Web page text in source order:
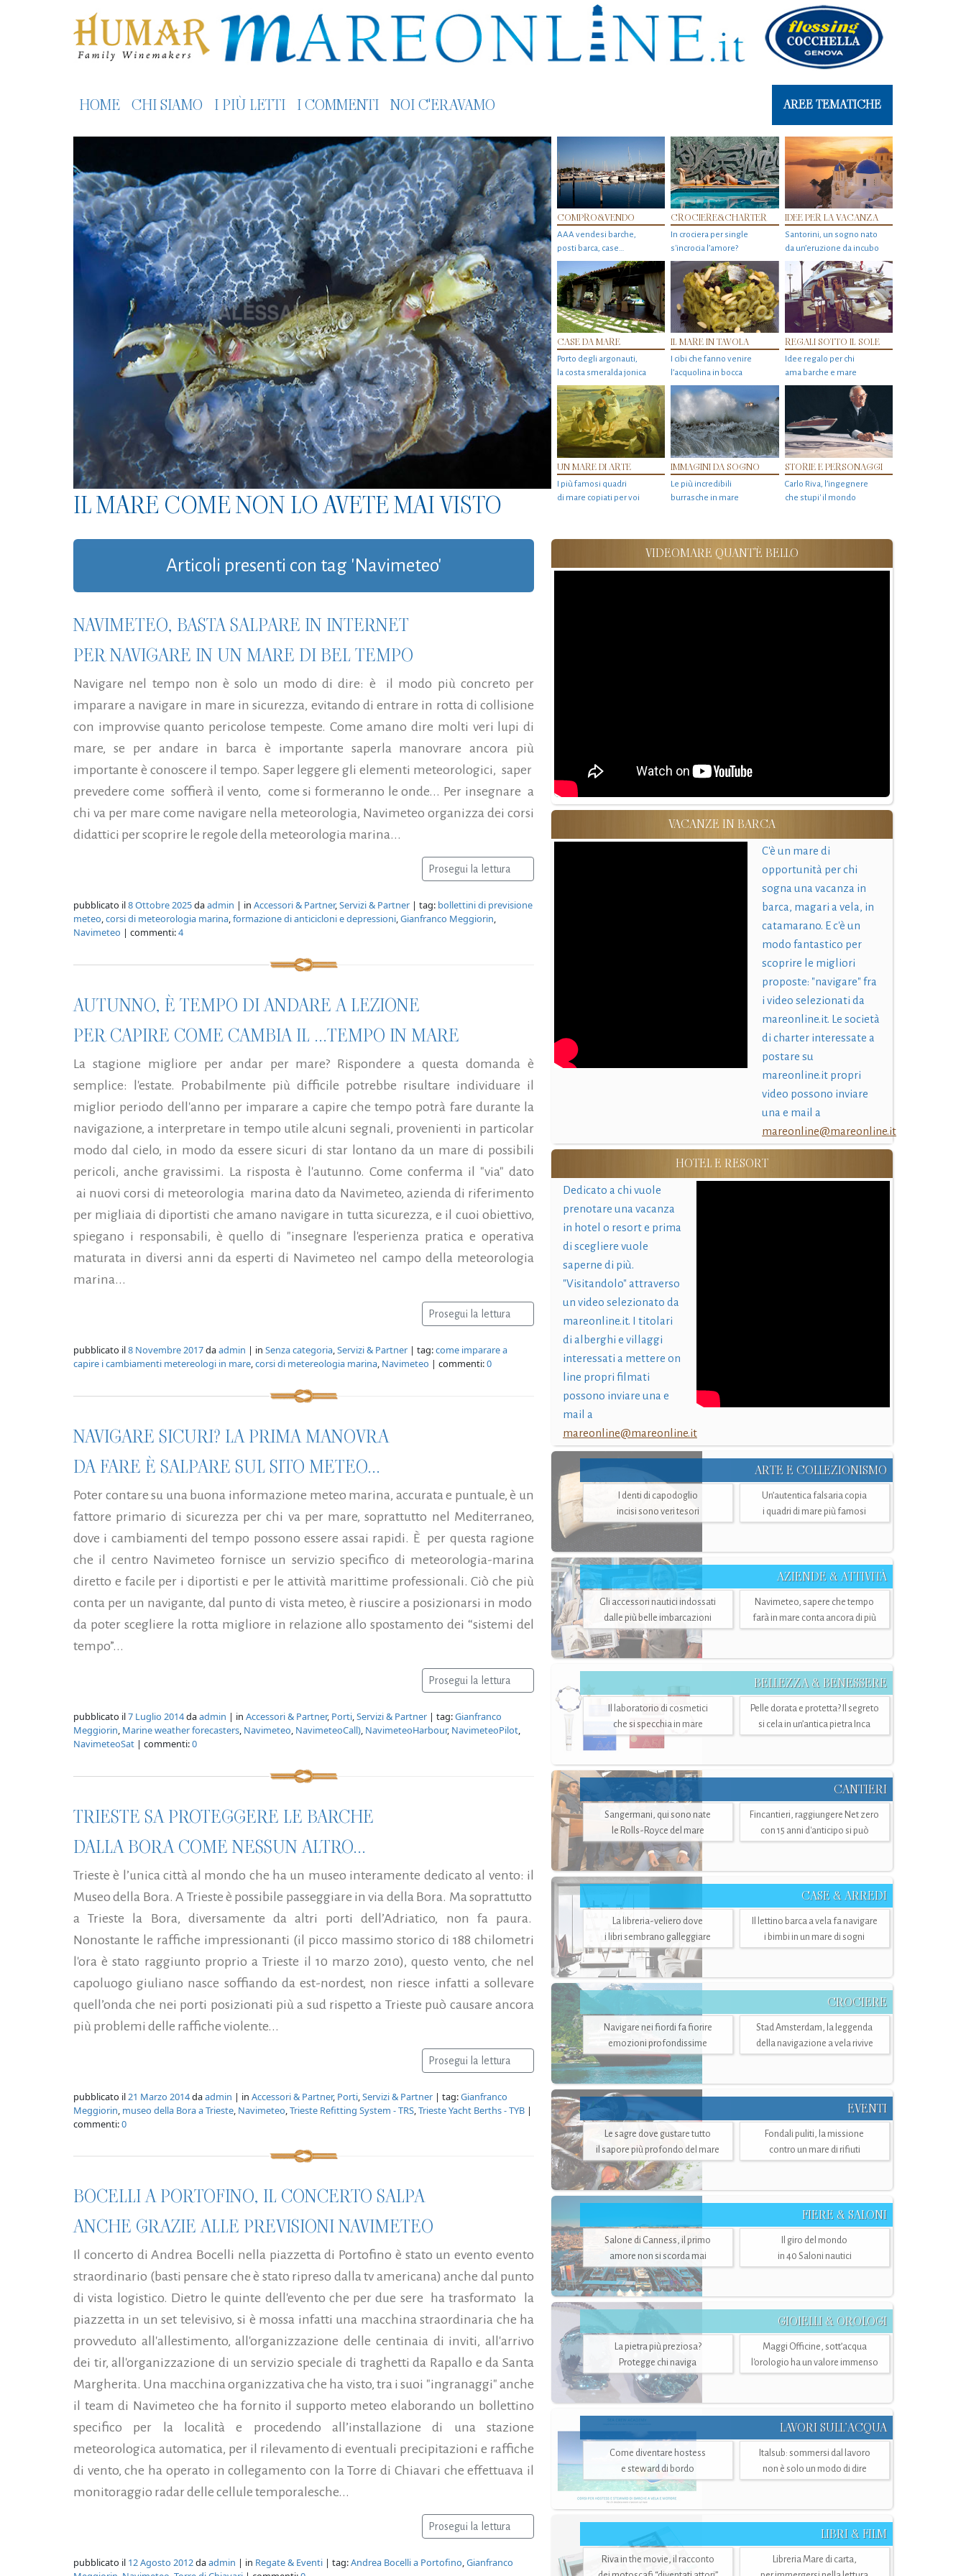
HOME CHI SIAMO I PIÙ LETTI I COMMENTI NOI C'ERAVAMO AREE TEMATICHE
IL MARE COME NON LO AVETE MAI VISTO
COMPRO&VENDO
AAA vendesi barche,
posti barca, case…
CROCIERE&CHARTER
In crociera per single
s'incrocia l’amore?
IDEE PER LA VACANZA
Santorini, un sogno nato
da un’eruzione da incubo
CASE DA MARE
Porto degli argonauti,
la costa smeralda jonica
IL MARE IN TAVOLA
I cibi che fanno venire
l’acquolina in bocca
REGALI SOTTO IL SOLE
Idee regalo per chi
ama barche e mare
UN MARE DI ARTE
I più famosi quadri
di mare copiati per voi
IMMAGINI DA SOGNO
Le più incredibili
burrasche in mare
STORIE E PERSONAGGI
Carlo Riva, l’ingegnere
che stupi' il mondo
Articoli presenti con tag 'Navimeteo'
NAVIMETEO, BASTA SALPARE IN INTERNET
PER NAVIGARE IN UN MARE DI BEL TEMPO
Navigare nel tempo non è solo un modo di dire: è il modo più concreto per
imparare a navigare in mare in sicurezza, evitando di entrare in rotta di collisione
con improvvise quanto pericolose tempeste. Come amano dire molti veri lupi di
mare, se per andare in barca è importante saperla manovrare ancora più
importante è conoscere il tempo. Saper leggere gli elementi meteorologici, saper
prevedere come soffierà il vento, come si formeranno le onde... Per insegnare a
chi va per mare come navigare nella meteorologia, Navimeteo organizza dei corsi
didattici per scoprire le regole della meteorologia marina...
Prosegui la lettura
pubblicato il8 Ottobre 2025daadmin | in Accessori & Partner,Servizi & Partner | tag: bollettini di previsione
meteo,corsi di meteorologia marina,formazione di anticicloni e depressioni,Gianfranco Meggiorin,
Navimeteo | commenti:4
AUTUNNO, È TEMPO DI ANDARE A LEZIONE
PER CAPIRE COME CAMBIA IL ...TEMPO IN MARE
La stagione migliore per andar per mare? Rispondere a questa domanda è
semplice: l'estate. Probabilmente più difficile potrebbe risultare individuare il
miglior periodo dell'anno per imparare a capire che tempo potrà fare durante la
navigazione, a interpretare in tempo utile alcuni segnali, provenienti in particolar
modo dal cielo, in modo da essere sicuri di star lontano da un mare di possibili
pericoli, anche gravissimi. La risposta è l'autunno. Come conferma il "via" dato
ai nuovi corsi di meteorologia marina dato da Navimeteo, azienda di riferimento
per migliaia di diportisti che amano navigare in tutta sicurezza, e il cuoi obiettivo,
spiegano i responsabili, è quello di "insegnare l'esperienza pratica e operativa
maturata in diversi anni da esperti di Navimeteo nel campo della meteorologia
marina...
Prosegui la lettura
pubblicato il8 Novembre 2017daadmin | in Senza categoria,Servizi & Partner | tag:come imparare a
capire i cambiamenti metereologi in mare,corsi di metereologia marina, Navimeteo | commenti:0
NAVIGARE SICURI? LA PRIMA MANOVRA
DA FARE È SALPARE SUL SITO METEO...
Poter contare su una buona informazione meteo marina, accurata e puntuale, è un
fattore primario di sicurezza per chi va per mare, soprattutto nel Mediterraneo,
dove i cambiamenti del tempo possono essere assai rapidi. È per questa ragione
che il centro Navimeteo fornisce un servizio specifico di meteorologia-marina
diretto e facile per i diportisti e per le attività marittime professionali. Ciò che più
conta per un navigante, dal punto di vista meteo, è riuscire a posizionarsi in modo
da poter scegliere la rotta migliore in relazione allo spostamento dei “sistemi del
tempo”...
Prosegui la lettura
pubblicato il7 Luglio 2014daadmin | in Accessori & Partner, Porti,Servizi & Partner | tag:Gianfranco
Meggiorin, Marine weather forecasters, Navimeteo, NavimeteoCall), NavimeteoHarbour, NavimeteoPilot,
NavimeteoSat | commenti:0
TRIESTE SA PROTEGGERE LE BARCHE
DALLA BORA COME NESSUN ALTRO...
Trieste è l’unica città al mondo che ha un museo interamente dedicato al vento: il
Museo della Bora. A Trieste è possibile passeggiare in via della Bora. Ma soprattutto
a Trieste la Bora, diversamente da altri porti dell’Adriatico, non fa paura.
Nonostante le raffiche impressionanti (il picco massimo storico di 188 chilometri
l'ora è stato raggiunto proprio a Trieste il 10 marzo 2010), questo vento, che nel
capoluogo giuliano nasce soffiando da est-nordest, non riesce infatti a sollevare
quell’onda che nei porti posizionati più a sud rispetto a Trieste può causare ancora
più problemi delle raffiche violente...
Prosegui la lettura
pubblicato il 21 Marzo 2014daadmin | in Accessori & Partner, Porti Servizi & Partner | tag:Gianfranco
Meggiorin museo della Bora a Trieste Navimeteo Trieste Refitting System - TRS Trieste Yacht Berths - TYB |
commenti:0
BOCELLI A PORTOFINO, IL CONCERTO SALPA
ANCHE GRAZIE ALLE PREVISIONI NAVIMETEO
Il concerto di Andrea Bocelli nella piazzetta di Portofino è stato un evento evento
straordinario (basti pensare che è stato ripreso dalla tv americana) anche dal punto
di vista logistico. Dietro le quinte dell'evento che per due sere ha trasformato la
piazzetta in un set televisivo, si è mossa infatti una macchina straordinaria che ha
provveduto all'allestimento, all'organizzazione delle centinaia di inviti, all'arrivo
dei tir, all'organizzazione di un servizio speciale di traghetti da Rapallo e da Santa
Margherita. Una macchina organizzativa che ha visto, tra i suoi "ingranaggi" anche
il team di Navimeteo che ha fornito il supporto meteo elaborando un bollettino
specifico per la località e procedendo all’installazione di una stazione
meteorologica automatica, per il rilevamento di eventuali precipitazioni e raffiche
di vento, che ha operato in collegamento con la Torre di Chiavari che effettuava il
monitoraggio radar delle cellule temporalesche...
Prosegui la lettura
pubblicato il 12 Agosto 2012daadmin | in Regate & Eventi | tag:Andrea Bocelli a Portofino,Gianfranco
VIDEOMARE QUANT'È BELLO
VACANZE IN BARCA
C'è un mare di
opportunità per chi
sogna una vacanza in
barca, magari a vela, in
catamarano. E c'è un
modo fantastico per
scoprire le migliori
proposte: "navigare" fra
i video selezionati da
mareonline.it. Le società
di charter interessate a
postare su
mareonline.it propri
video possono inviare
una e mail a
mareonline@mareonline.it
HOTEL E RESORT
Dedicato a chi vuole
prenotare una vacanza
in hotel o resort e prima
di scegliere vuole
saperne di più.
"Visitandolo" attraverso
un video selezionato da
mareonline.it. I titolari
di alberghi e villaggi
interessati a mettere on
line propri filmati
possono inviare una e
mail a
mareonline@mareonline.it
ARTE E COLLEZIONISMO
I denti di capodoglio
incisi sono veri tesori
Un’autentica falsaria copia
i quadri di mare più famosi
AZIENDE & ATTIVITÀ
Gli accessori nautici indossati
dalle più belle imbarcazioni
Navimeteo, sapere che tempo
farà in mare conta ancora di più
BELLEZZA & BENESSERE
Il laboratorio di cosmetici
che si specchia in mare
Pelle dorata e protetta? Il segreto
si cela in un’antica pietra Inca
CANTIERI
Sangermani, qui sono nate
le Rolls-Royce del mare
Fincantieri, raggiungere Net zero
con 15 anni d'anticipo si può
CASE & ARREDI
La libreria-veliero dove
i libri sembrano galleggiare
Il lettino barca a vela fa navigare
i bimbi in un mare di sogni
CROCIERE
Navigare nei fiordi fa fiorire
emozioni profondissime
Stad Amsterdam, la leggenda
della navigazione a vela rivive
EVENTI
Le sagre dove gustare tutto
il sapore più profondo del mare
Fondali puliti, la missione
contro un mare di rifiuti
FIERE & SALONI
Salone di Canness, il primo
amore non si scorda mai
Il giro del mondo
in 40 Saloni nautici
GIOIELLI & OROLOGI
La pietra più preziosa?
Protegge chi naviga
Maggi Officine, sott’acqua
l'orologio ha un valore immenso
LAVORI SULL’ACQUA
Come diventare hostess
e steward di bordo
Italsub: sommersi dal lavoro
non è solo un modo di dire
LIBRI & FILM
Riva in the movie, il racconto
Libreria Mare di carta,